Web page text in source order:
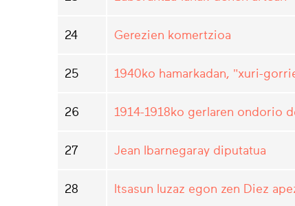
24 Gerezien komertzioa
25 1940ko hamarkadan, "xuri-
26 1914-1918ko gerlaren ondorio
27 Jean Ibarnegaray diputatua
28 Itsasun luzaz egon zen Diez